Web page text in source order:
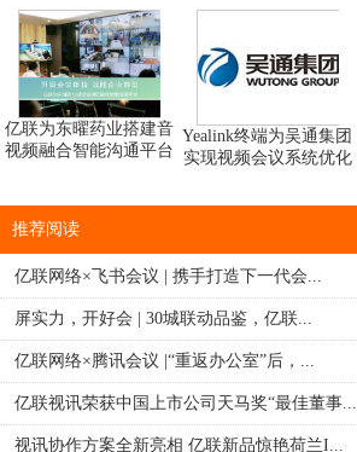
亿联为东曜药业搭建音
视频融合智能沟通平台
Yealink终端为吴通集团
实现视频会议系统优化
推荐阅读
亿联网络×飞书会议 | 携手打造下一代会...
屏实力，开好会 | 30城联动品鉴，亿联...
亿联网络×腾讯会议 |“重返办公室”后，...
亿联视讯荣获中国上市公司天马奖“最佳董事...
视讯协作方案全新亮相 亿联新品惊艳荷兰I...